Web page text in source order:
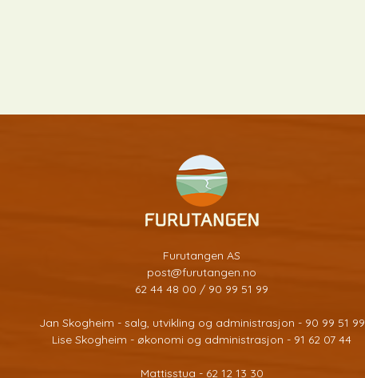
Furutangen AS
post@furutangen.no
62 44 48 00 / 90 99 51 99
Jan Skogheim - salg, utvikling og administrasjon - 90 99 51 99
Lise Skogheim - økonomi og administrasjon - 91 62 07 44
Mattisstua - 62 12 13 30